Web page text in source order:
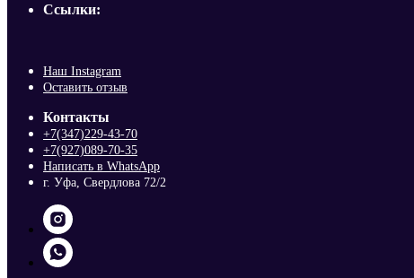
Ссылки:
Наш Instagram
Оставить отзыв
Контакты
+7(347)229-43-70
+7(927)089-70-35
Написать в WhatsApp
г. Уфа, Свердлова 72/2